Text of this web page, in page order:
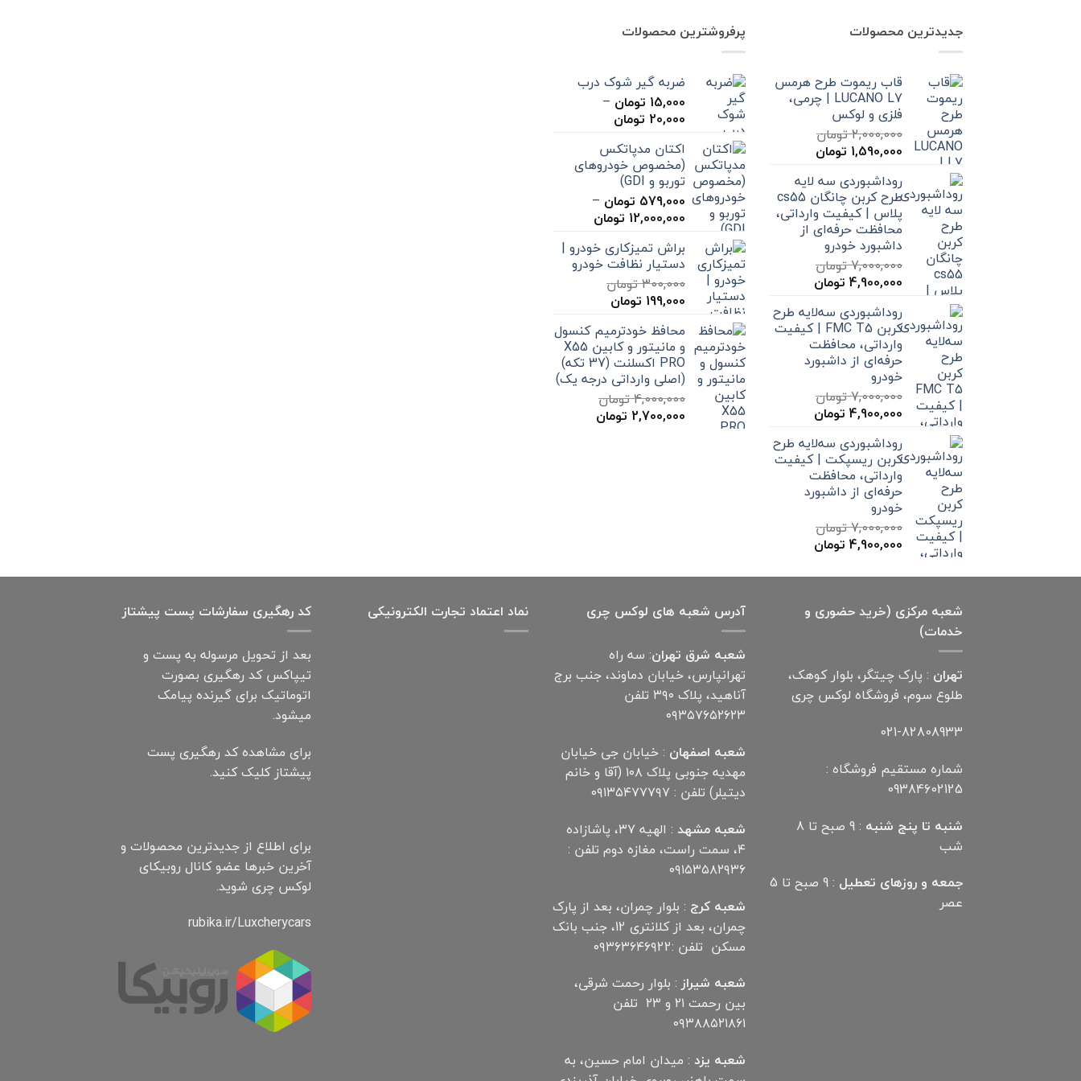
جدیدترین محصولات
قاب ریموت طرح هرمس
LUCANO L7 | چرمی،
فلزی و لوکس
2,000,000تومان
قیمت
2,000,000 تومان
بود.
1,590,000 تومان
1,590,000 تومان
است.
روداشبوردی سه‌ لایه
طرح کربن چانگان cs55
پلاس | کیفیت وارداتی،
محافظت حرفه‌ای از
داشبورد خودرو
7,000,000تومان
قیمت
7,000,000 تومان
بود.
4,900,000 تومان
4,900,000 تومان
است.
روداشبوردی سه‌لایه طرح
کربن FMC T5 | کیفیت
وارداتی، محافظت
حرفه‌ای از داشبورد
خودرو
7,000,000تومان
قیمت
7,000,000 تومان
بود.
4,900,000 تومان
است.
روداشبوردی سه‌لایه طرح
کربن ریسپکت | کیفیت
وارداتی، محافظت
حرفه‌ای از داشبورد
خودرو
7,000,000تومان
قیمت
7,000,000 تومان
4,900,000 تومان
4,900,000 تومان
پرفروشترین محصولات
ضربه گیر شوک درب
15,000 تومان –
20,000 تومان
تا
اکتان مدپاتکس
(مخصوص خودروهای
توربو و GDI)
579,000 تومان –
12,000,000 تومان
تا
براش تمیزکاری خودرو |
دستیار نظافت خودرو
300,000تومان
قیمت
300,000 تومان
بود.
199,000 تومانقیمت
199,000 تومان
است.
محافظ خودترمیم کنسول
و مانیتور و کابین X55
PRO اکسلنت (37 تکه)
(اصلی وارداتی درجه یک)
4,000,000تومان
قیمت
2,700,000 تومان
شعبه مرکزی (خرید حضوری و
خدمات)
تهران : پارک چیتگر، بلوار کوهک،
طلوع سوم، فروشگاه لوکس چری
021-82808933
شماره مستقیم فروشگاه :
09384602125
شنبه تا پنج شنبه
: 9 صبح تا 8
شب
جمعه و روزهای تعطیل
: 9 صبح تا 5
عصر
آدرس شعبه های لوکس چری
شعبه شرق تهران: سه راه
تهرانپارس، خیابان دماوند، جنب برج
آناهید، پلاک ۳۹۰ تلفن
۰۹۳۵۷۶۵۲۶۲۳
شعبه اصفهان : خیابان جی خیابان
مهدیه جنوبی پلاک ۱۰۸ (آقا و خانم
دیتیلر) تلفن : ۰۹۱۳۵۴۷۷۷۹۷
شعبه مشهد
: الهیه ۳۷، پاشازاده
۴، سمت راست، مغازه دوم تلفن :
۰۹۱۵۳۵۸۲۹۳۶
شعبه کرج : بلوار چمران، بعد از پارک
چمران، بعد از کلانتری 12، جنب بانک
مسکن تلفن :۰۹۳۶۳۶۴۶۹22
شعبه شیراز: بلوار رحمت شرقی،
بین رحمت ۲۱ و ۲۳ تلفن
۰۹۳۸۸۵۲۱۸۶۱
شعبه یزد : میدان امام حسین، به
نماد اعتماد تجارت الكترونیكی
کد رهگیری سفارشات پست پیشتاز
بعد از تحویل مرسوله به پست و
تیپاکس کد رهگیری بصورت
اتوماتیک برای گیرنده پیامک
میشود.
برای مشاهده کد رهگیری پست
پیشتاز کلیک کنید.
برای اطلاع از جدیدترین محصولات و
آخرین خبرها عضو کانال روبیکای
لوکس چری شوید.
rubika.ir/Luxcherycars